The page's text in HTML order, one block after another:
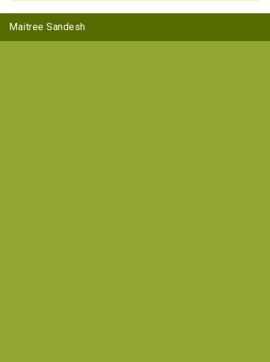
Maitree Sandesh